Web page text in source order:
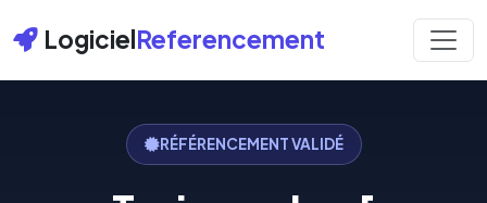
LogicielReferencement
RÉFÉRENCEMENT VALIDÉ